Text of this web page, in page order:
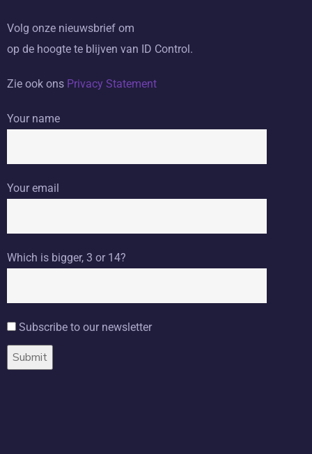
Volg onze nieuwsbrief om
op de hoogte te blijven van ID Control.
Zie ook ons Privacy Statement
Your name
Your email
Which is bigger, 3 or 14?
Subscribe to our newsletter